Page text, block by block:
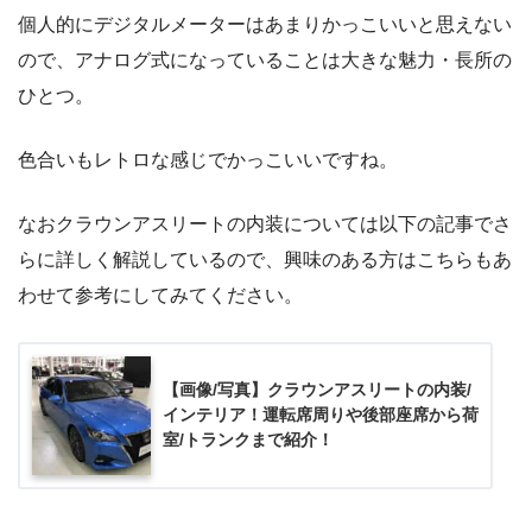
個人的にデジタルメーターはあまりかっこいいと思えない
ので、アナログ式になっていることは大きな魅力・長所の
ひとつ。
色合いもレトロな感じでかっこいいですね。
なおクラウンアスリートの内装については以下の記事でさ
らに詳しく解説しているので、興味のある方はこちらもあ
わせて参考にしてみてください。
【画像/写真】クラウンアスリートの内装/
インテリア！運転席周りや後部座席から荷
室/トランクまで紹介！